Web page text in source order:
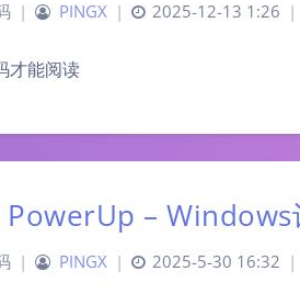
| PINGX | 2025-12-13 1:26 |
才能阅读
PowerUp –
| PINGX | 2025-5-30 16:32 |